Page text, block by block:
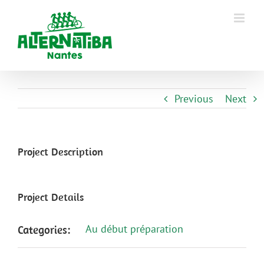
Previous Next
Project Description
Project Details
Categories: Au début préparation